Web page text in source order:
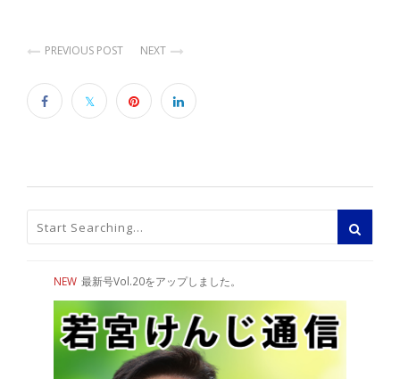
PREVIOUS POST NEXT
NEW 最新号Vol.20をアップしました。